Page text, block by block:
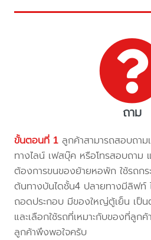
ถาม
ขั้นตอนที่ 1 ลูกค้าสามารถสอบถาม
ทางไลน์ เฟสบุ๊ค หรือโทรสอบถาม
ต้องการขนของย้ายหอพัก ใช้รถก
ต้นทางบันไดชั้น4 ปลายทางมีลิฟท์
ถอดประกอบ มีของใหญ่ตู้เย็น เป็นต้
และเลือกใช้รถที่เหมาะกับของที่ลูก
ลูกค้าพึงพอใจครับ